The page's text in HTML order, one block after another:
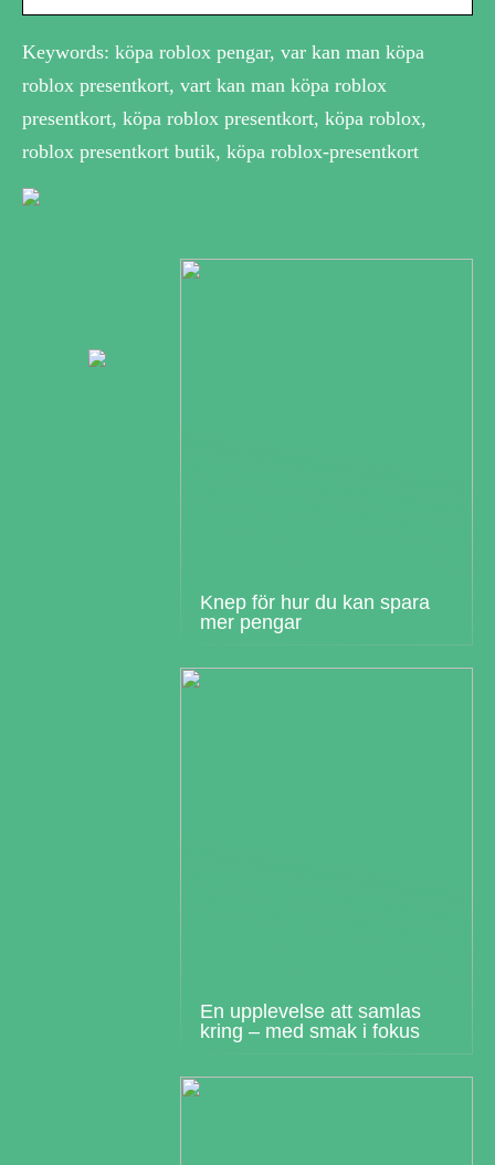
Keywords: köpa roblox pengar, var kan man köpa
roblox presentkort, vart kan man köpa roblox
presentkort, köpa roblox presentkort, köpa roblox,
roblox presentkort butik, köpa roblox-presentkort
Knep för hur du kan spara
mer pengar
En upplevelse att samlas
kring – med smak i fokus